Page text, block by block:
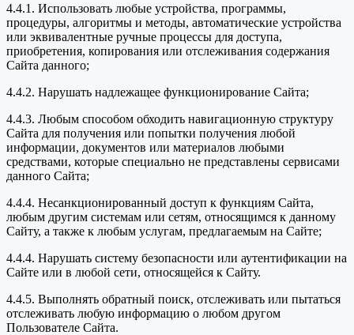
4.4.1. Использовать любые устройства, программы,
процедуры, алгоритмы и методы, автоматические устройства
или эквивалентные ручные процессы для доступа,
приобретения, копирования или отслеживания содержания
Сайта данного;
4.4.2. Нарушать надлежащее функционирование Сайта;
4.4.3. Любым способом обходить навигационную структуру
Сайта для получения или попытки получения любой
информации, документов или материалов любыми
средствами, которые специально не представлены сервисами
данного Сайта;
4.4.4. Несанкционированный доступ к функциям Сайта,
любым другим системам или сетям, относящимся к данному
Сайту, а также к любым услугам, предлагаемым на Сайте;
4.4.4. Нарушать систему безопасности или аутентификации на
Сайте или в любой сети, относящейся к Сайту.
4.4.5. Выполнять обратный поиск, отслеживать или пытаться
отслеживать любую информацию о любом другом
Пользователе Сайта.